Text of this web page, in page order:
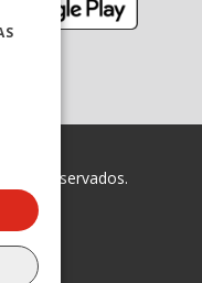
reservados.